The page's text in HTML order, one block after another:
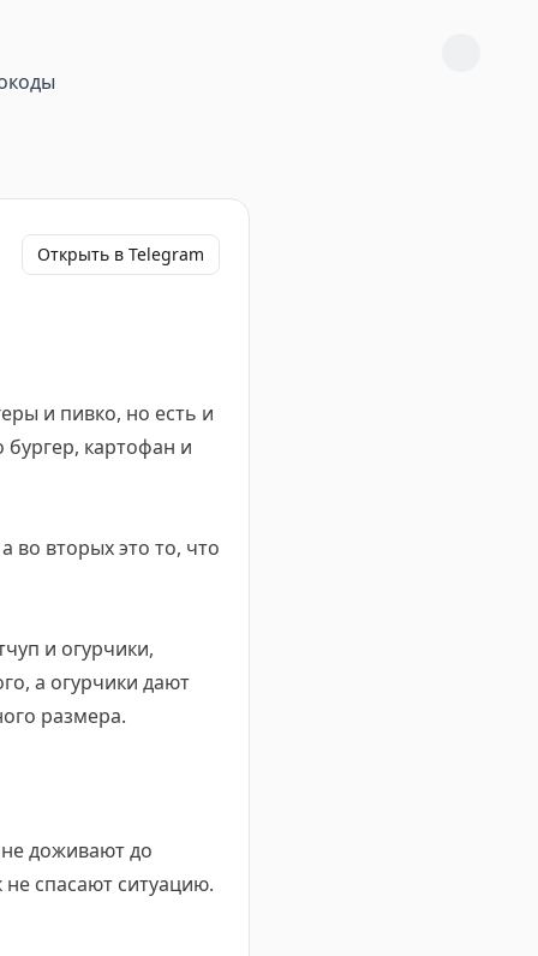
Открыть в Telegram
и пивко, но есть и
картофан и
во вторых это то, что
и огурчики,
а огурчики дают
размера.
доживают до
спасают ситуацию.